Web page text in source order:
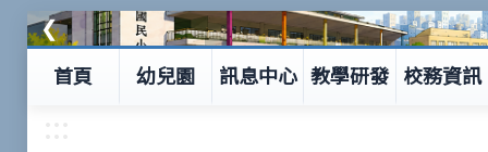
❮
首頁 幼兒園 訊息中心 教學研發 校務資訊